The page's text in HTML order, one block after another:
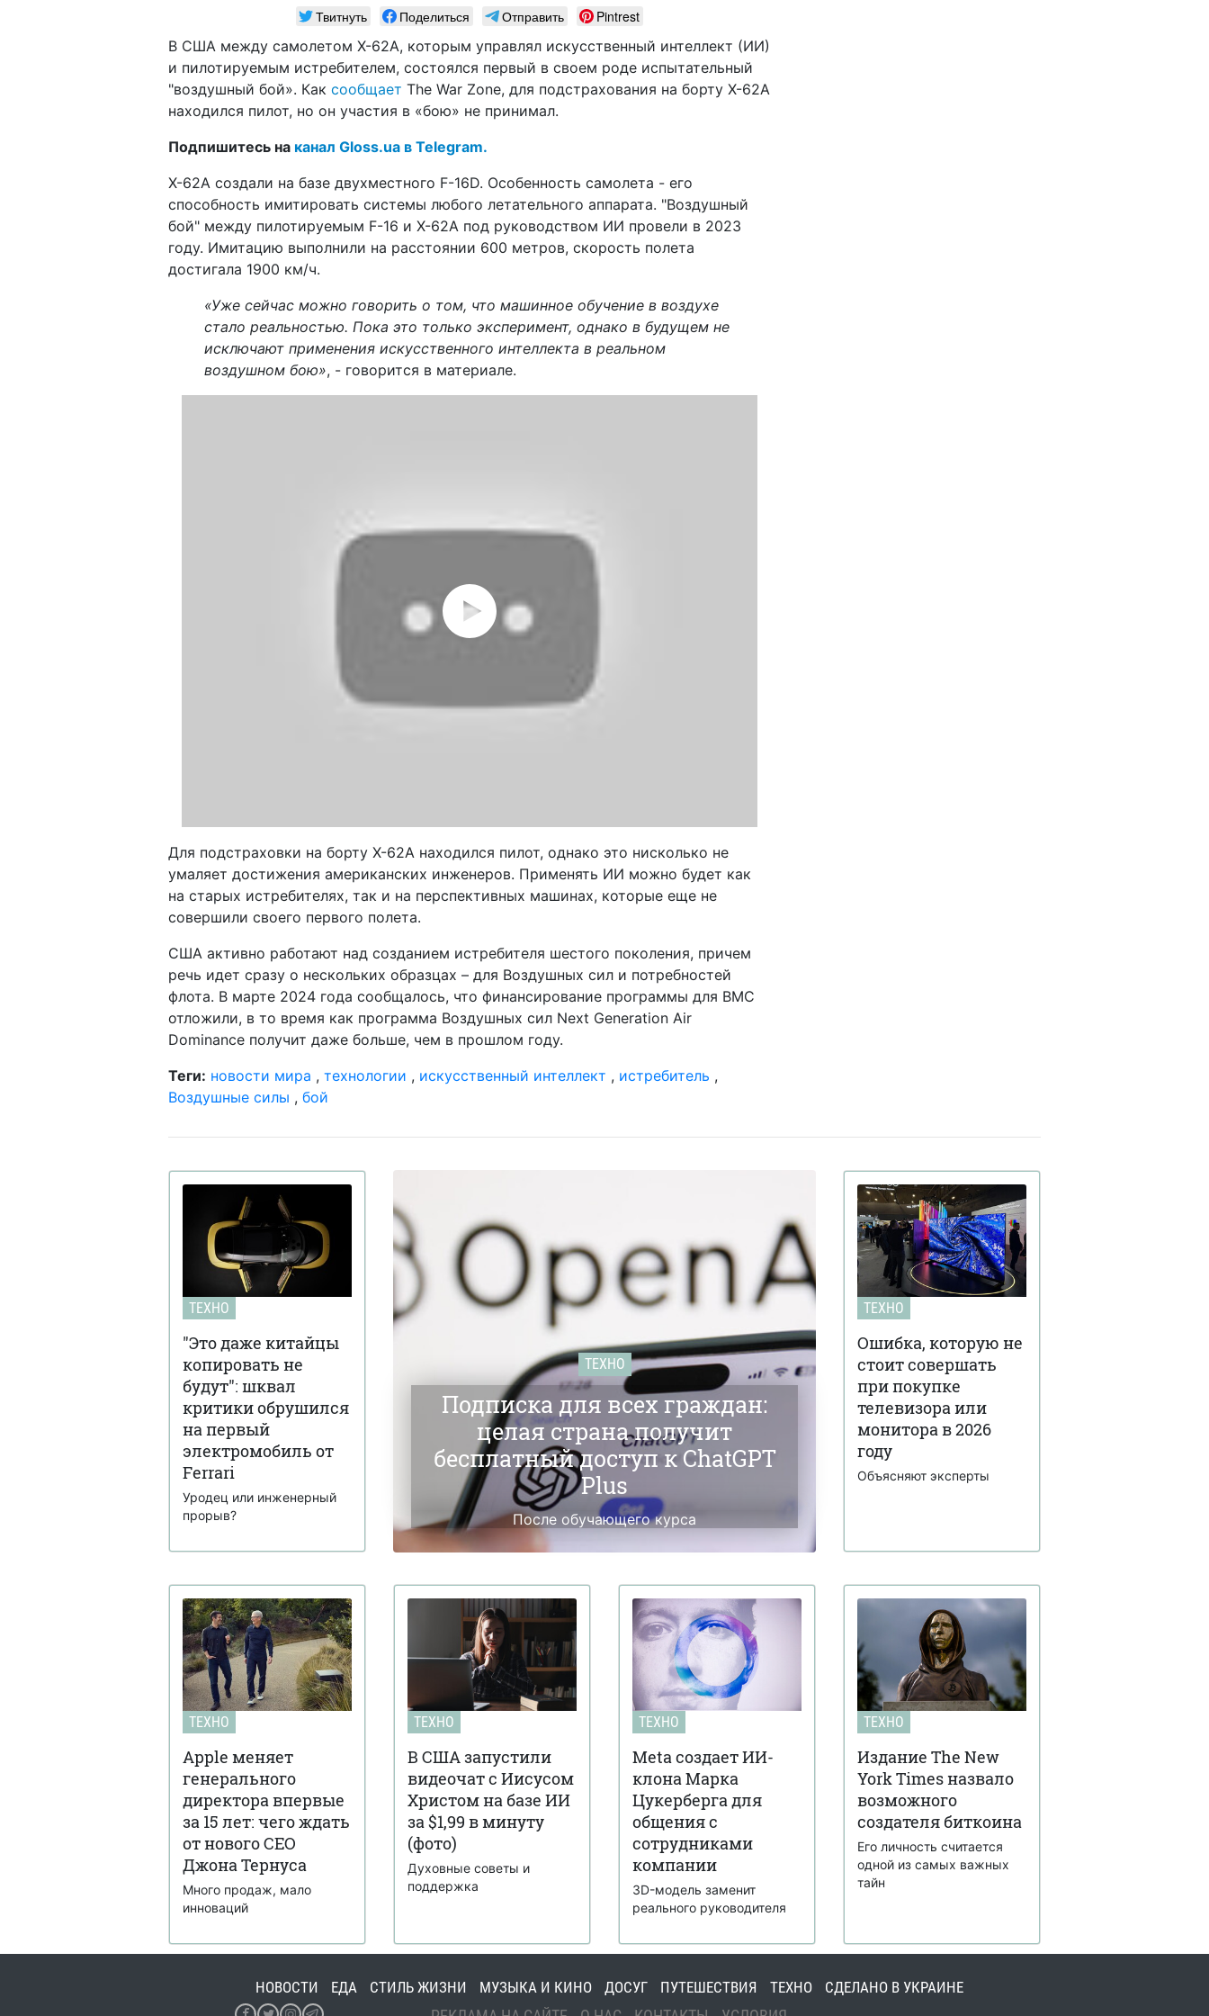
Твитнуть Поделиться Отправить
Pintrest
В США между самолетом X-62A, которым управлял искусственный интеллект (ИИ)
и пилотируемым истребителем, состоялся первый в своем роде испытательный
"воздушный бой». Как сообщает The War Zone, для подстрахования на борту X-62A
находился пилот, но он участия в «бою» не принимал.
Подпишитесь на канал Gloss.ua в Telegram.
X-62A создали на базе двухместного F-16D. Особенность самолета - его
способность имитировать системы любого летательного аппарата. "Воздушный
бой" между пилотируемым F-16 и X-62A под руководством ИИ провели в 2023
году. Имитацию выполнили на расстоянии 600 метров, скорость полета
достигала 1900 км/ч.
«Уже сейчас можно говорить о том, что машинное обучение в воздухе
стало реальностью. Пока это только эксперимент, однако в будущем не
исключают применения искусственного интеллекта в реальном
воздушном бою», - говорится в материале.
Для подстраховки на борту X-62A находился пилот, однако это нисколько не
умаляет достижения американских инженеров. Применять ИИ можно будет как
на старых истребителях, так и на перспективных машинах, которые еще не
совершили своего первого полета.
США активно работают над созданием истребителя шестого поколения, причем
речь идет сразу о нескольких образцах – для Воздушных сил и потребностей
флота. В марте 2024 года сообщалось, что финансирование программы для ВМС
отложили, в то время как программа Воздушных сил Next Generation Air
Dominance получит даже больше, чем в прошлом году.
Теги: новости мира , технологии , искусственный интеллект , истребитель ,
Воздушные силы , бой
ТЕХНО
"Это даже китайцы
копировать не
будут": шквал
критики обрушился
на первый
электромобиль от
Ferrari
Уродец или инженерный
прорыв?
ТЕХНО
Подписка для всех граждан:
целая страна получит
бесплатный доступ к ChatGPT
Plus
После обучающего курса
ТЕХНО
Ошибка, которую не
стоит совершать
при покупке
телевизора или
монитора в 2026
году
Объясняют эксперты
ТЕХНО
Apple меняет
генерального
директора впервые
за 15 лет: чего ждать
от нового CEO
Джона Тернуса
Много продаж, мало
инноваций
ТЕХНО
В США запустили
видеочат с Иисусом
Христом на базе ИИ
за $1,99 в минуту
(фото)
Духовные советы и
поддержка
ТЕХНО
Meta создает ИИ-
клона Марка
Цукерберга для
общения с
сотрудниками
компании
3D-модель заменит
реального руководителя
ТЕХНО
Издание The New
York Times назвало
возможного
создателя биткоина
Его личность считается
одной из самых важных
тайн
НОВОСТИ ЕДА СТИЛЬ ЖИЗНИ МУЗЫКА И КИНО ДОСУГ ПУТЕШЕСТВИЯ ТЕХНО СДЕЛАНО В УКРАИНЕ